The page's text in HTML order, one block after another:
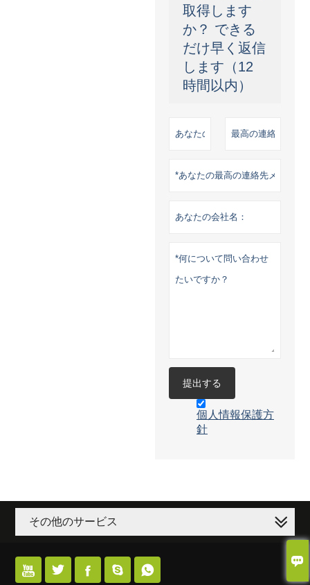

取得します
か？ できる
だけ早く返信
します（12
時間以内）
提出する
個人情報保護方
針
その他のサービス
    